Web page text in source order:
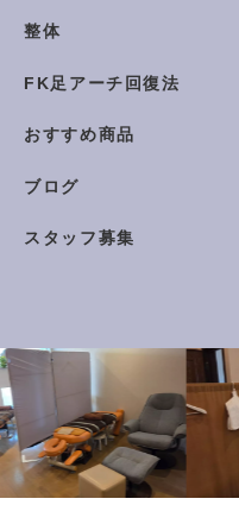
整体
FK足アーチ回復法
おすすめ商品
ブログ
スタッフ募集